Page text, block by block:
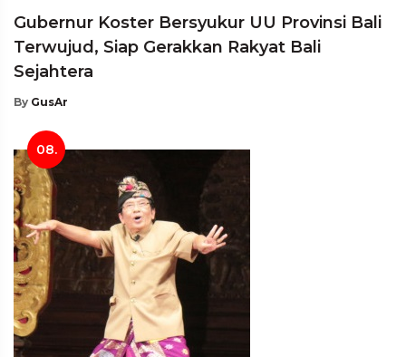
Gubernur Koster Bersyukur UU Provinsi Bali
Terwujud, Siap Gerakkan Rakyat Bali
Sejahtera
By GusAr
08.